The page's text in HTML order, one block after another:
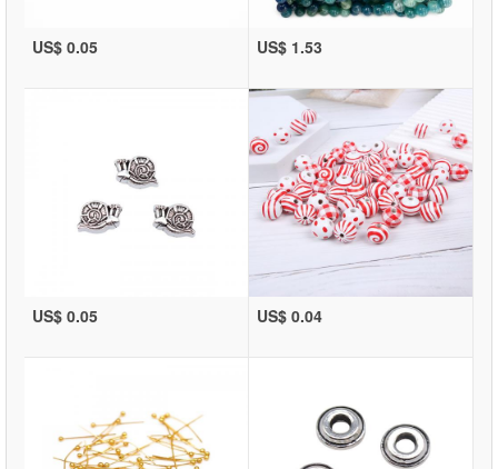
US$ 0.05 US$ 1.53
US$ 0.05 US$ 0.04